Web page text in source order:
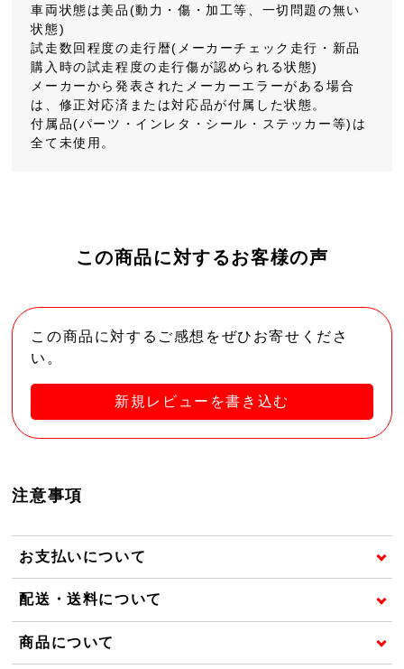
車両状態は美品(動力・傷・加工等、一切問題の無い
状態)
試走数回程度の走行暦(メーカーチェック走行・新品
購入時の試走程度の走行傷が認められる状態)
メーカーから発表されたメーカーエラーがある場合
は、修正対応済または対応品が付属した状態。
付属品(パーツ・インレタ・シール・ステッカー等)は
全て未使用。
この商品に対するお客様の声
この商品に対するご感想をぜひお寄せくださ
い。
新規レビューを書き込む
注意事項
お支払いについて
配送・送料について
商品について